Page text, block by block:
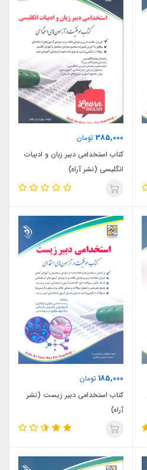
385,000 تومان
کتاب استخدامی دبیر زبان و ادبیات
انگلیسی (نشر آراه)
185,000 تومان
کتاب استخدامی دبیر زیست (نشر
آراه)